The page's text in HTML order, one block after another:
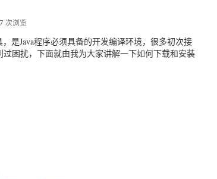
次浏览
，是Java程序必须具备的开发编译环境，很多初次接
困扰，下面就由我为大家讲解一下如何下载和安装